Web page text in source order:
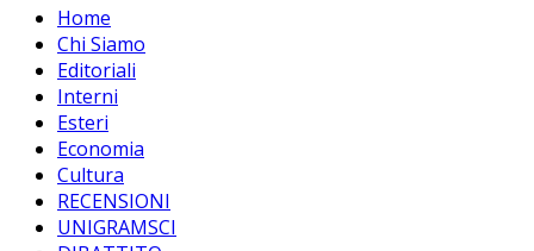
Home
Chi Siamo
Editoriali
Interni
Esteri
Economia
Cultura
RECENSIONI
UNIGRAMSCI